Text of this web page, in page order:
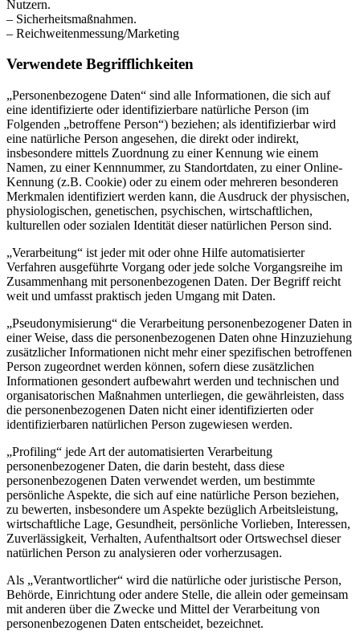
Nutzern.
– Sicherheitsmaßnahmen.
– Reichweitenmessung/Marketing
Verwendete Begrifflichkeiten
„Personenbezogene Daten“ sind alle Informationen, die sich auf
eine identifizierte oder identifizierbare natürliche Person (im
Folgenden „betroffene Person“) beziehen; als identifizierbar wird
eine natürliche Person angesehen, die direkt oder indirekt,
insbesondere mittels Zuordnung zu einer Kennung wie einem
Namen, zu einer Kennnummer, zu Standortdaten, zu einer Online-
Kennung (z.B. Cookie) oder zu einem oder mehreren besonderen
Merkmalen identifiziert werden kann, die Ausdruck der physischen,
physiologischen, genetischen, psychischen, wirtschaftlichen,
kulturellen oder sozialen Identität dieser natürlichen Person sind.
„Verarbeitung“ ist jeder mit oder ohne Hilfe automatisierter
Verfahren ausgeführte Vorgang oder jede solche Vorgangsreihe im
Zusammenhang mit personenbezogenen Daten. Der Begriff reicht
weit und umfasst praktisch jeden Umgang mit Daten.
„Pseudonymisierung“ die Verarbeitung personenbezogener Daten in
einer Weise, dass die personenbezogenen Daten ohne Hinzuziehung
zusätzlicher Informationen nicht mehr einer spezifischen betroffenen
Person zugeordnet werden können, sofern diese zusätzlichen
Informationen gesondert aufbewahrt werden und technischen und
organisatorischen Maßnahmen unterliegen, die gewährleisten, dass
die personenbezogenen Daten nicht einer identifizierten oder
identifizierbaren natürlichen Person zugewiesen werden.
„Profiling“ jede Art der automatisierten Verarbeitung
personenbezogener Daten, die darin besteht, dass diese
personenbezogenen Daten verwendet werden, um bestimmte
persönliche Aspekte, die sich auf eine natürliche Person beziehen,
zu bewerten, insbesondere um Aspekte bezüglich Arbeitsleistung,
wirtschaftliche Lage, Gesundheit, persönliche Vorlieben, Interessen,
Zuverlässigkeit, Verhalten, Aufenthaltsort oder Ortswechsel dieser
natürlichen Person zu analysieren oder vorherzusagen.
Als „Verantwortlicher“ wird die natürliche oder juristische Person,
Behörde, Einrichtung oder andere Stelle, die allein oder gemeinsam
mit anderen über die Zwecke und Mittel der Verarbeitung von
personenbezogenen Daten entscheidet, bezeichnet.